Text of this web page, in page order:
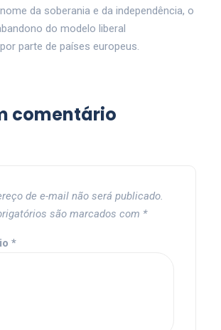
da soberania e da independência, o
do modelo liberal
parte de países europeus.
comentário
de e-mail não será publicado.
são marcados com *
*